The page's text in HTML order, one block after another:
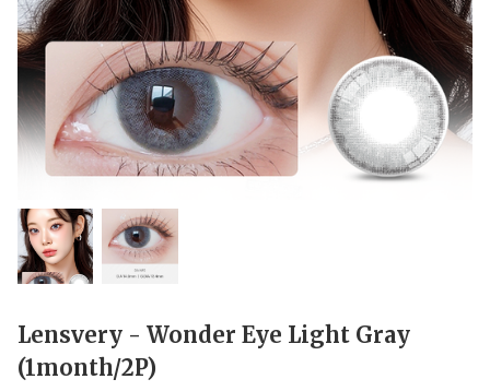
Lensvery - Wonder Eye Light Gray
(1month/2P)